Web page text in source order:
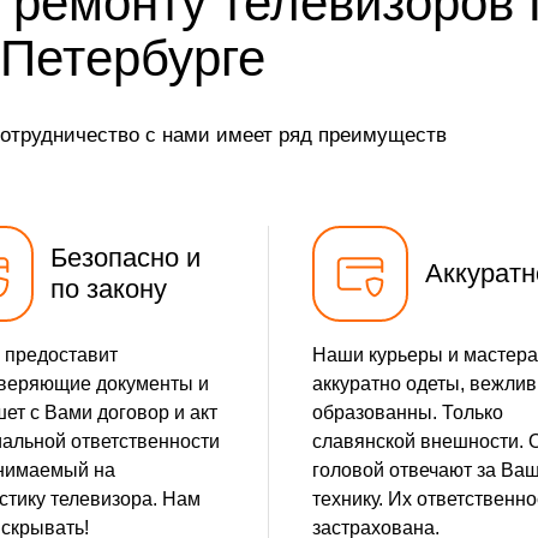
от 25 мин
от 15 мин
от 10 мин
от 15 мин
от 35 мин
от 5 мин
от 10 мин
с нами имеет ряд преимуществ
Безопасно и
по закону
документы и
с Вами договор и акт
ответственности
на
телевизора. Нам
Наши курьеры и мастера
аккуратно одеты,
образованны. Только
славянской внешности.
головой отвечают за
технику. Их
застрахована.